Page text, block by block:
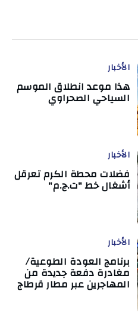
الأخبار
هذا موعد انطلاق الموسم
السياحي الصحراوي
الأخبار
فضلات محطة الكرم تعرقل
أشغال خط "ت.ج.م"
الأخبار
برنامج العودة الطوعية/
مغادرة دفعة جديدة من
المهاجرين عبر مطار قرطاج